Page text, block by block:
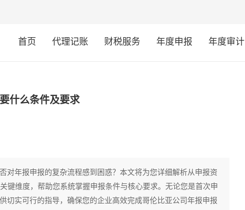
首页 代理记账 财税服务 年度申报 年度审计
什么条件及要求
对年报申报的复杂流程感到困惑？本文将为您详细解析从申报资
键维度，帮助您系统掌握申报条件与核心要求。无论您是首次申
切实可行的指导，确保您的企业高效完成哥伦比亚公司年报申报